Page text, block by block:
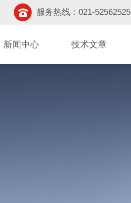
服务热线：021-52562525
新闻中心 技术文章